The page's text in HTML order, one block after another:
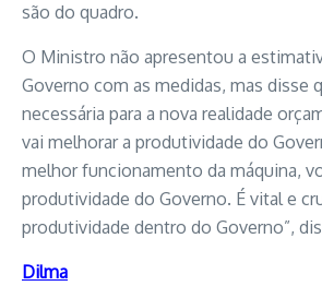
são do quadro.
O Ministro não apresentou a
Governo com as medidas, mas disse
necessária para a nova realidade
vai melhorar a produtividade do
melhor funcionamento da máquina,
produtividade do Governo. É vital e
produtividade dentro do Governo”,
Dilma